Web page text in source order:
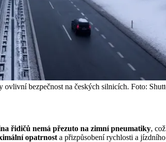
bezpečnost na českých silnicích. Foto:
řidičů nemá přezuto na zimní pneumatiky,
opatrnost a přizpůsobení rychlosti a